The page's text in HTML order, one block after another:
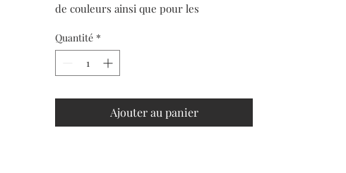
de couleurs ainsi que pour les
La banane classique indispensable de
votre garde robe peu encombrante mais
rangement. Vous pouvez la porter en
bandoulière très tendance ou à la taille
Quantité *
Ajouter au panier